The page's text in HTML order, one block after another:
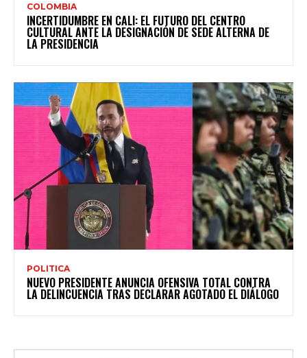
COLOMBIA
INCERTIDUMBRE EN CALI: EL FUTURO DEL CENTRO
CULTURAL ANTE LA DESIGNACIÓN DE SEDE ALTERNA DE
LA PRESIDENCIA
POLITICA
NUEVO PRESIDENTE ANUNCIA OFENSIVA TOTAL CONTRA
LA DELINCUENCIA TRAS DECLARAR AGOTADO EL DIÁLOGO